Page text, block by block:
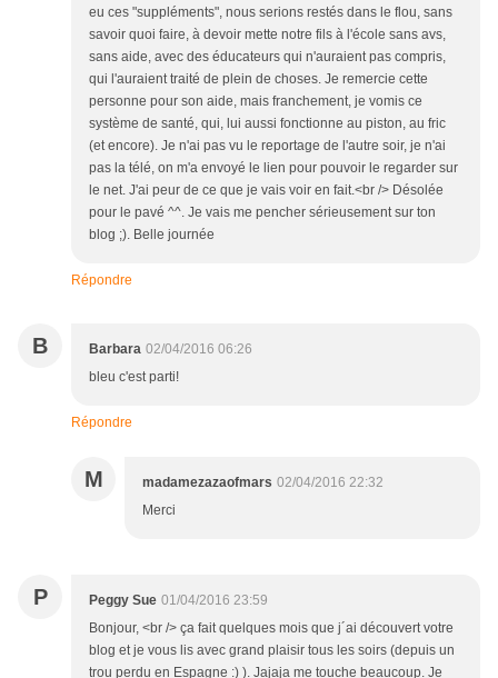
eu ces "suppléments", nous serions restés dans le flou, sans
savoir quoi faire, à devoir mette notre fils à l'école sans avs,
sans aide, avec des éducateurs qui n'auraient pas compris,
qui l'auraient traité de plein de choses. Je remercie cette
personne pour son aide, mais franchement, je vomis ce
système de santé, qui, lui aussi fonctionne au piston, au fric
(et encore). Je n'ai pas vu le reportage de l'autre soir, je n'ai
pas la télé, on m'a envoyé le lien pour pouvoir le regarder sur
le net. J'ai peur de ce que je vais voir en fait.<br /> Désolée
pour le pavé ^^. Je vais me pencher sérieusement sur ton
blog ;). Belle journée
Répondre
B Barbara 02/04/2016 06:26
bleu c'est parti!
Répondre
M madamezazaofmars 02/04/2016 22:32
Merci
P Peggy Sue 01/04/2016 23:59
Bonjour, <br /> ça fait quelques mois que j´ai découvert votre
blog et je vous lis avec grand plaisir tous les soirs (depuis un
trou perdu en Espagne :) ). Jajaja me touche beaucoup. Je